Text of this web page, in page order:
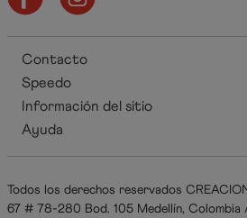
Contacto
Speedo
Información del sitio
Ayuda
Todos los derechos reservados
67 # 78-280 Bod. 105 Medellín,